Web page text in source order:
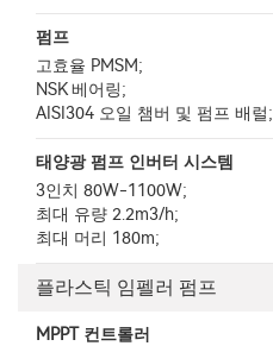
펌프
고효율 PMSM;
NSK 베어링;
AISI304 오일 챔버 및 펌프 배럴;
태양광 펌프 인버터 시스템
3인치 80W-1100W;
최대 유량 2.2m3/h;
최대 머리 180m;
플라스틱 임펠러 펌프
MPPT 컨트롤러